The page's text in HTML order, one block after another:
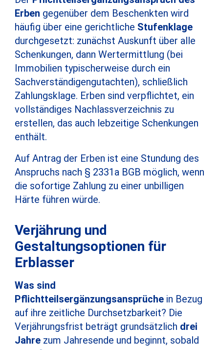
Erben gegenüber dem Beschenkten wird
häufig über eine gerichtliche Stufenklage
durchgesetzt: zunächst Auskunft über alle
Schenkungen, dann Wertermittlung (bei
Immobilien typischerweise durch ein
Sachverständigengutachten), schließlich
Zahlungsklage. Erben sind verpflichtet, ein
vollständiges Nachlassverzeichnis zu
erstellen, das auch lebzeitige Schenkungen
enthält.
Auf Antrag der Erben ist eine Stundung des
Anspruchs nach § 2331a BGB möglich, wenn
die sofortige Zahlung zu einer unbilligen
Härte führen würde.
Verjährung und
Gestaltungsoptionen für
Erblasser
Was sind
Pflichtteilsergänzungsansprüche in Bezug
auf ihre zeitliche Durchsetzbarkeit? Die
Verjährungsfrist beträgt grundsätzlich drei
Jahre zum Jahresende und beginnt, sobald